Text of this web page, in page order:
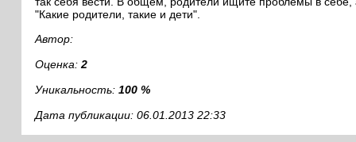
"Какие родители, такие и дети".
Автор:
Оценка: 2
Уникальность: 100 %
Дата публикации: 06.01.2013 22:33